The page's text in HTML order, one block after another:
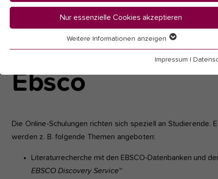
Datenbankschulungen Ebsco
Schulungen von
Ebsco
Die Online-Schulungen richten sich speziell an Studierende.
werden z. B. folgende Themen angeboten:
Literaturrecherche mit den EBSCO-Datenbanken und
EBSCO Discovery Service™
Nur essenzielle Cookies akzeptieren
Essenzielle Cookies werden für grundlegende Funktionen der
einwandfrei funktioniert.
Diese Gruppe beinhaltet alle Skripte für analytisches Tracking
zu verbessern.
Name etracker
Cookie-Informationen anzeigen
Weitere Informationen anzeigen
Impressum